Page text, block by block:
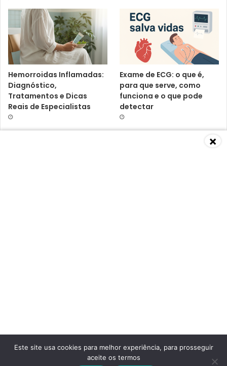
Hemorroidas Inflamadas:
Diagnóstico,
Tratamentos e Dicas
Reais de Especialistas
Exame de ECG: o que é,
para que serve, como
funciona e o que pode
detectar
Desbravandotecnologias.com.br
×
Este site usa cookies para melhor experiência, para prosseguir
aceite os termos